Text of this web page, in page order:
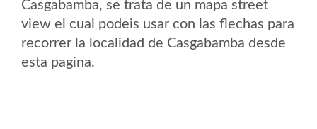
Casgabamba, se trata de un mapa street
view el cual podeis usar con las flechas para
recorrer la localidad de Casgabamba desde
esta pagina.